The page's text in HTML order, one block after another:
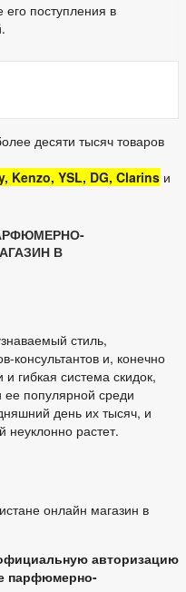
его поступления в
десяти тысяч товаров
Kenzo, YSL, DG, Clarins и
В
стиль,
консультантов и, конечно
гибкая система скидок,
ее популярной среди
день их тысяч, и
неуклонно растет.
онлайн магазин в
авторизацию
парфюмерно-